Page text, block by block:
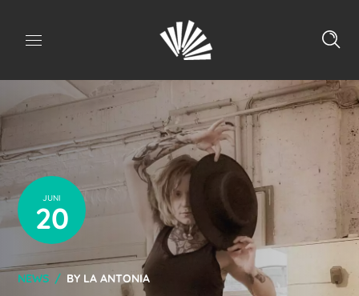
JUNI
20
NEWS BY LA ANTONIA